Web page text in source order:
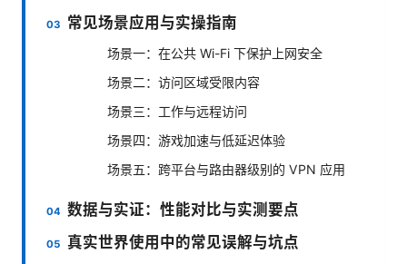
常见场景应用与实操指南
场景一：在公共 Wi-Fi 下保护上网安全
场景二：访问区域受限内容
场景三：工作与远程访问
场景四：游戏加速与低延迟体验
场景五：跨平台与路由器级别的 VPN 应用
数据与实证：性能对比与实测要点
真实世界使用中的常见误解与坑点